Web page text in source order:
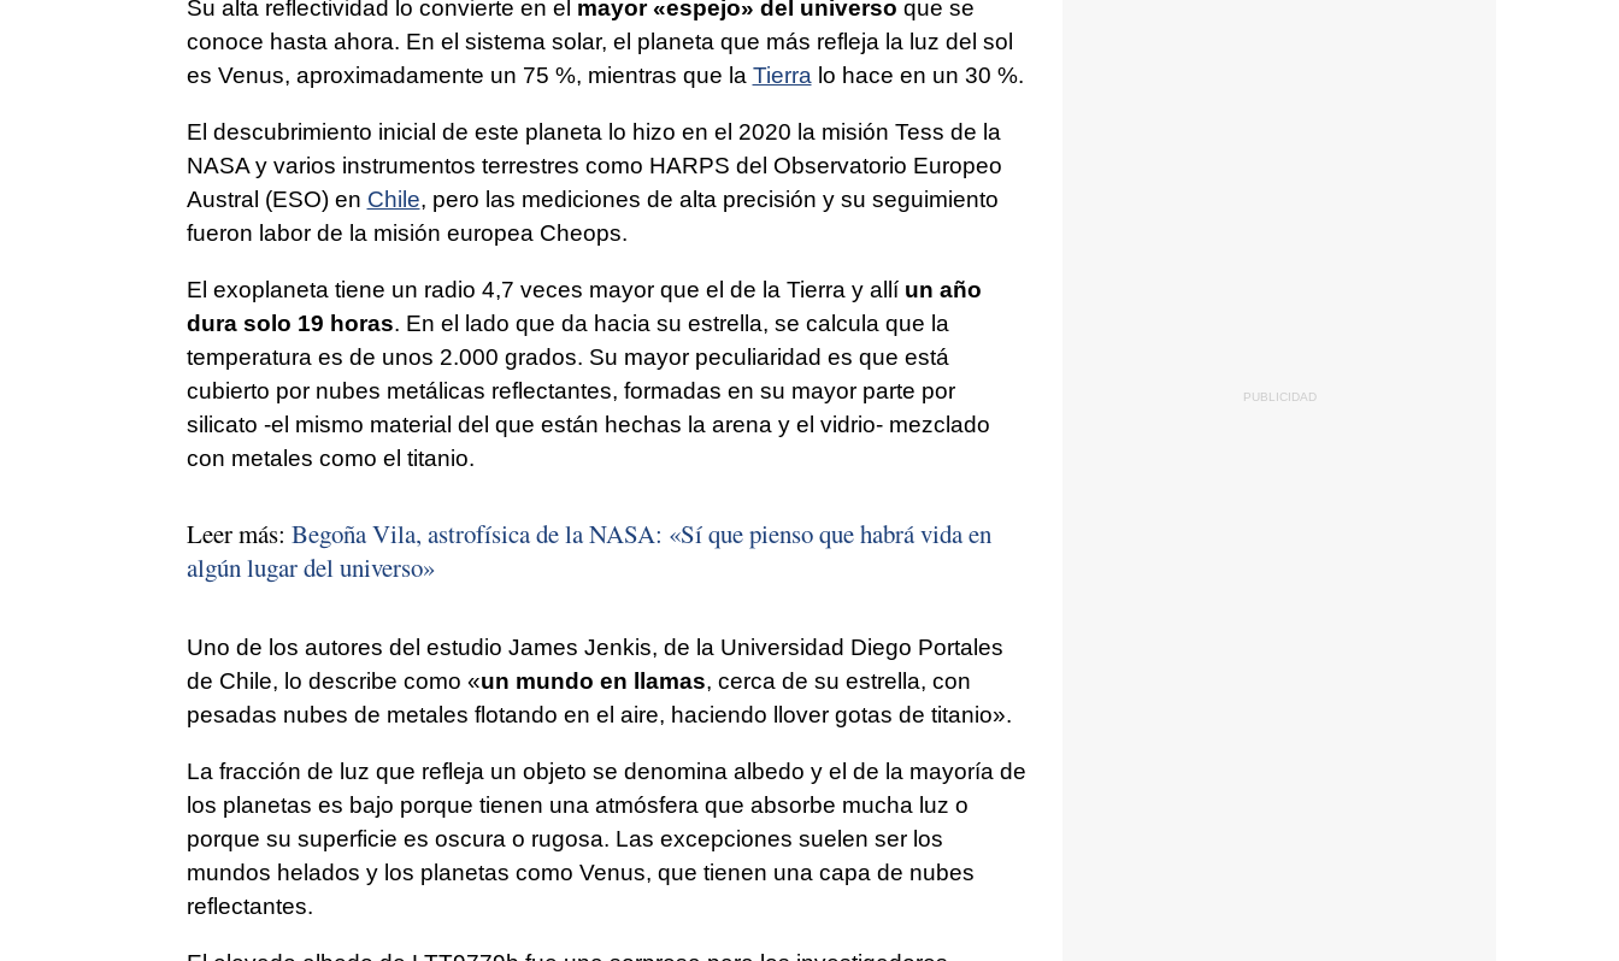
Su alta reflectividad lo convierte en el mayor «espejo» del universo que se
conoce hasta ahora. En el sistema solar, el planeta que más refleja la luz del sol
es Venus, aproximadamente un 75 %, mientras que la Tierra lo hace en un 30 %.
El descubrimiento inicial de este planeta lo hizo en el 2020 la misión Tess de la
NASA y varios instrumentos terrestres como HARPS del Observatorio Europeo
Austral (ESO) en Chile, pero las mediciones de alta precisión y su seguimiento
fueron labor de la misión europea Cheops.
El exoplaneta tiene un radio 4,7 veces mayor que el de la Tierra y allí un año
dura solo 19 horas. En el lado que da hacia su estrella, se calcula que la
temperatura es de unos 2.000 grados. Su mayor peculiaridad es que está
cubierto por nubes metálicas reflectantes, formadas en su mayor parte por
silicato -el mismo material del que están hechas la arena y el vidrio- mezclado
con metales como el titanio.
Leer más: Begoña Vila, astrofísica de la NASA: «Sí que pienso que habrá vida en
algún lugar del universo»
Uno de los autores del estudio James Jenkis, de la Universidad Diego Portales
de Chile, lo describe como «un mundo en llamas, cerca de su estrella, con
pesadas nubes de metales flotando en el aire, haciendo llover gotas de titanio».
La fracción de luz que refleja un objeto se denomina albedo y el de la mayoría de
los planetas es bajo porque tienen una atmósfera que absorbe mucha luz o
porque su superficie es oscura o rugosa. Las excepciones suelen ser los
mundos helados y los planetas como Venus, que tienen una capa de nubes
reflectantes.